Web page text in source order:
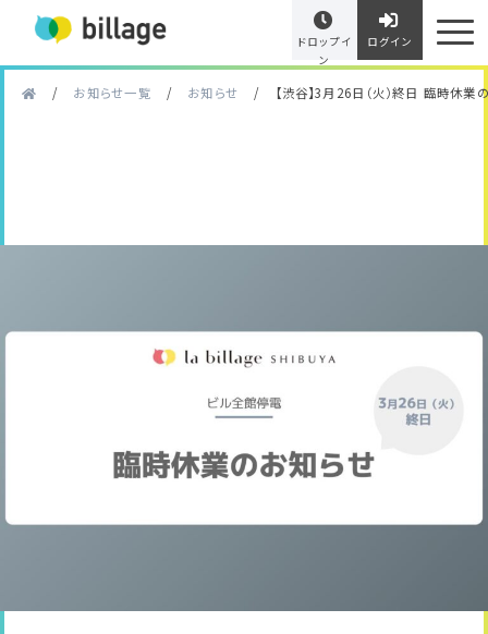
ドロップイ
ン
ログイン
/ お知らせ一覧 / お知らせ / 【渋谷】3月26日（火）終日 臨時休業